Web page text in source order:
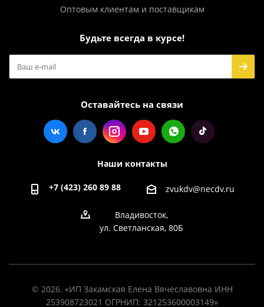
Оптовым клиентам и поставщикам
Будьте всегда в курсе!
Оставайтесь на связи
Наши контакты
+7 (423) 260 89 88 zvukdv@necdv.ru
Владивосток,
ул. Светланская, 80Б
© 2026. «ИП Закамская Елена Вячеславовна ИНН
253908723021 ОГРНИП: 321253600003149»